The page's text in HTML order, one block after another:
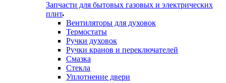
Запчасти для бытовых газовых и электрических
плит
Вентиляторы для духовок
Термостаты
Ручки духовок
Ручки кранов и переключателей
Смазка
Стекла
Уплотнение двери